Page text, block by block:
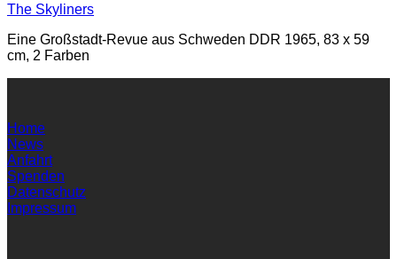
The Skyliners
Eine Großstadt-Revue aus Schweden DDR 1965, 83 x 59
cm, 2 Farben
Home
News
Anfahrt
Spenden
Datenschutz
Impressum